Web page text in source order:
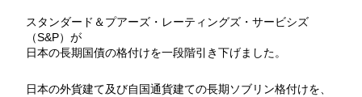
スタンダード＆プアーズ・レーティングズ・サービシズ
（S&P）が
日本の長期国債の格付けを一段階引き下げました。
日本の外貨建て及び自国通貨建ての長期ソブリン格付けを、